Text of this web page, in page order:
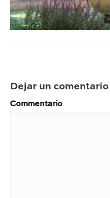
Dejar un comentario
Commentario